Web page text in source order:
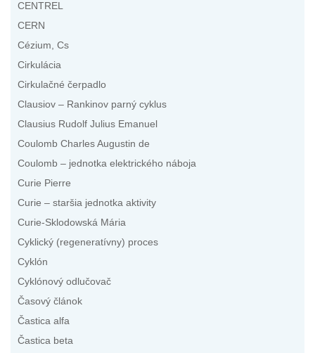
CENTREL
CERN
Cézium, Cs
Cirkulácia
Cirkulačné čerpadlo
Clausiov – Rankinov parný cyklus
Clausius Rudolf Julius Emanuel
Coulomb Charles Augustin de
Coulomb – jednotka elektrického náboja
Curie Pierre
Curie – staršia jednotka aktivity
Curie-Sklodowská Mária
Cyklický (regeneratívny) proces
Cyklón
Cyklónový odlučovač
Časový článok
Častica alfa
Častica beta